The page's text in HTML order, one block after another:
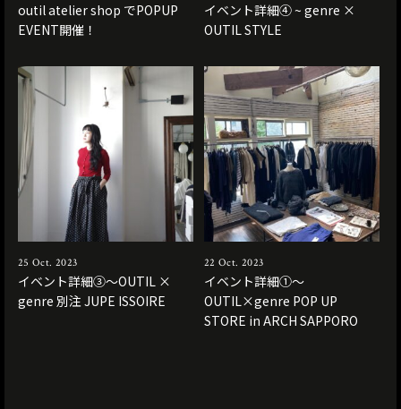
outil atelier shop でPOPUP
EVENT開催！
イベント詳細④ ~ genre ×
OUTIL STYLE
25 Oct. 2023
イベント詳細③〜OUTIL ×
genre 別注 JUPE ISSOIRE
22 Oct. 2023
イベント詳細①〜
OUTIL×genre POP UP
STORE in ARCH SAPPORO